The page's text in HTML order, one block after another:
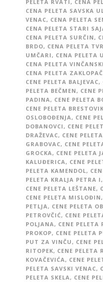
PELETA RVATI, CENA
CENA PELETA SAVSKA
VENAC, CENA PELETA
CENA PELETA STARI
CENA PELETA SURČIN,
BRDO, CENA PELETA
UMČARI, CENA PELETA
CENA PELETA
CENA PELETA
CENE PELETA BALJEVAC,
PELETA BEČMEN, CENE
PADINA, CENE PELETA
CENE PELETA BRESTOVIK
OSLOBOĐENJA, CENE
DOBANOVCI, CENE
DRAŽEVAC, CENE
GRABOVAC, CENE
GROCKA, CENE PELETA
KALUĐERICA, CENE
PELETA KAMENDOL,
PELETA KRALJA PETRA I,
CENE PELETA LEŠTANE,
CENE PELETA MISLOĐIN,
PETLJA, CENE PELETA
PETROVČIĆ, CENE
POLJANA, CENE PELETA
PROKOP, CENE PELETA
PUT ZA VINČU, CENE
RITOPEK, CENE PELETA
KOVAČEVIĆA, CENE
PELETA SAVSKI VENAC,
PELETA SKELA, CENE